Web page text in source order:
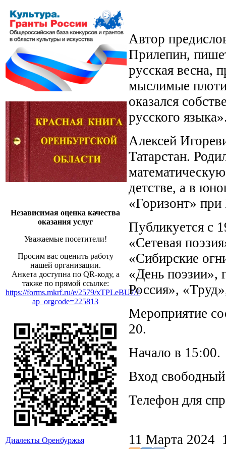
Независимая оценка качества
оказания услуг
Уважаемые посетители!
Просим вас оценить работу
нашей организации.
Анкета доступна по QR-коду, а
также по прямой ссылке:
https://forms.mkrf.ru/e/2579/xTPLeBU7/?
ap_orgcode=225813
Диалекты Оренбуржья
Автор
Прилепин,
русская весна,
мыслимые
оказался
русского
Алексей
Татарстан.
детстве, а в
«Горизонт»
Публикуется с
«Сетевая
«Сибирские
«День поэзии»,
Россия»,
Мероприятие
20.
Начало в 15:00.
Вход
Телефон для
11 Марта